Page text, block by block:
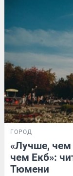
ГОРОД
«Лучше, чем
чем Екб»:
Тюмени